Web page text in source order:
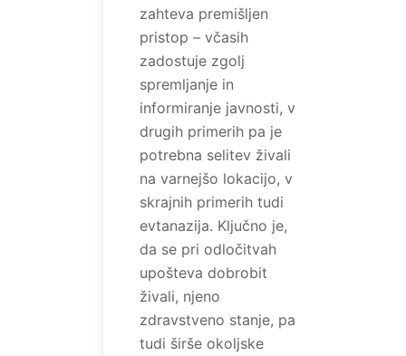
zahteva premišljen
pristop – včasih
zadostuje zgolj
spremljanje in
informiranje javnosti, v
drugih primerih pa je
potrebna selitev živali
na varnejšo lokacijo, v
skrajnih primerih tudi
evtanazija. Ključno je,
da se pri odločitvah
upošteva dobrobit
živali, njeno
zdravstveno stanje, pa
tudi širše okoljske